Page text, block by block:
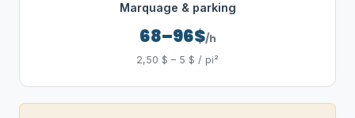
Marquage & parking
68–96$/h
2,50 $ – 5 $ / pi²